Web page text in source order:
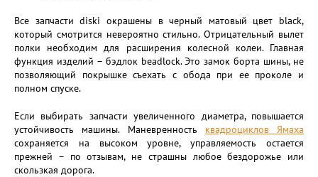
Все запчасти diski окрашены в черный матовый цвет black,
который смотрится невероятно стильно. Отрицательный вылет
полки необходим для расширения колесной колеи. Главная
функция изделий – бэдлок beadlock. Это замок борта шины, не
позволяющий покрышке съехать с обода при ее проколе и
полном спуске.
Если выбирать запчасти увеличенного диаметра, повышается
устойчивость машины. Маневренность квадроциклов Ямаха
сохраняется на высоком уровне, управляемость остается
прежней – по отзывам, не страшны любое бездорожье или
скользкая дорога.